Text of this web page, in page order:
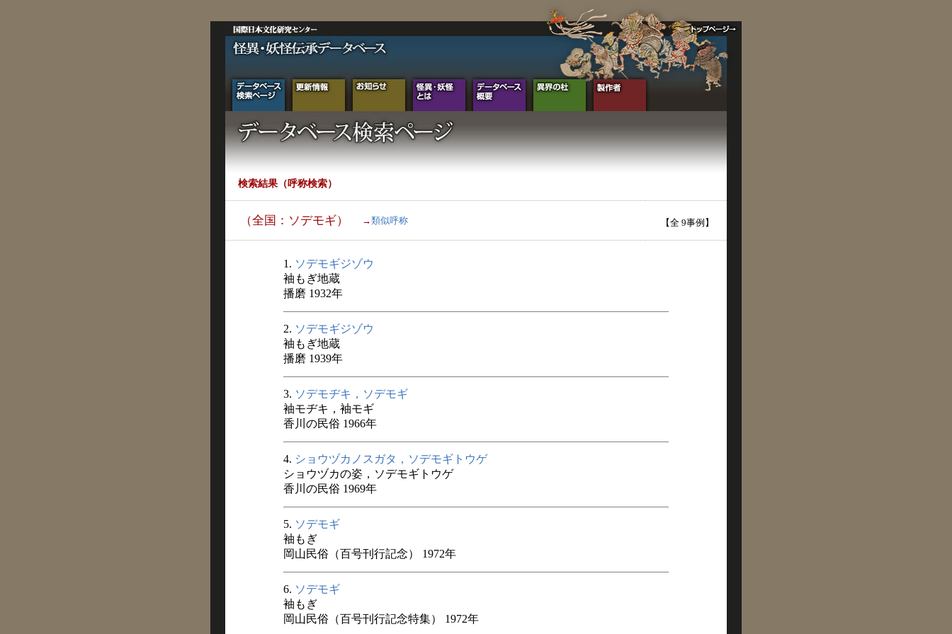
検索結果（呼称検索）
（全国：ソデモギ） →類似呼称 【全 9事例】
1. ソデモギジゾウ
袖もぎ地蔵
播磨 1932年
2. ソデモギジゾウ
袖もぎ地蔵
播磨 1939年
3. ソデモヂキ，ソデモギ
袖モヂキ，袖モギ
香川の民俗 1966年
4. ショウヅカノスガタ，ソデモギトウゲ
ショウヅカの姿，ソデモギトウゲ
香川の民俗 1969年
5. ソデモギ
袖もぎ
岡山民俗（百号刊行記念） 1972年
6. ソデモギ
袖もぎ
岡山民俗（百号刊行記念特集） 1972年